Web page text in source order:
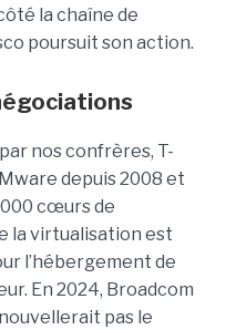
la chaîne de
poursuit son action.
nos confrères, T-
depuis 2008 et
000 cœurs de
la virtualisation est
l’hébergement de
En 2024, Broadcom
pas le